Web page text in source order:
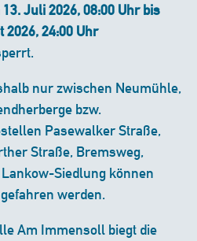
Juli 2026, 08:00 Uhr bis
2026, 24:00 Uhr
nur zwischen Neumühle,
bzw.
Pasewalker Straße,
Straße, Bremsweg,
Siedlung können
werden.
Am Immensoll biegt die